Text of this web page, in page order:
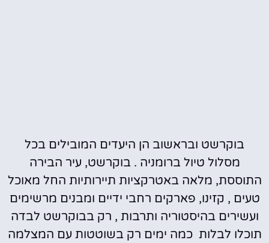
בוקרשט ובראשוב הן היעדים המובילים בכל
מסלול טיול ברומניה . בוקרשט, עיר הבירה
התוססת, מלאה באטרקציות תיירותיות החל מאוכל
טעים , קזינו, פארקים רחבי ידיים ומבנים מרשימים
ועשירים בהיסטוריה ותרבות , רק בבוקרשט לבדה
תוכלו לבלות כמה ימים רק בשוטטות עם המצלמה